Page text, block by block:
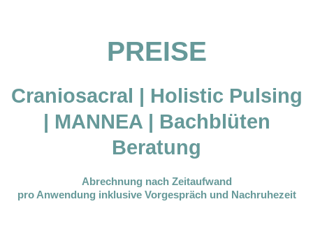
PREISE
Craniosacral | Holistic Pulsing
| MANNEA | Bachblüten
Beratung
Abrechnung nach Zeitaufwand
pro Anwendung inklusive Vorgespräch und Nachruhezeit